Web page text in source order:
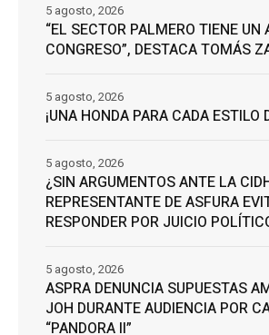
“EL SECTOR PALMERO TIENE UN
CONGRESO”, DESTACA TOMÁS
5 agosto, 2026
¡UNA HONDA PARA CADA ESTILO
5 agosto, 2026
¿SIN ARGUMENTOS ANTE LA
REPRESENTANTE DE ASFURA
RESPONDER POR JUICIO
5 agosto, 2026
ASPRA DENUNCIA SUPUESTAS
JOH DURANTE AUDIENCIA POR
“PANDORA II”
5 agosto, 2026